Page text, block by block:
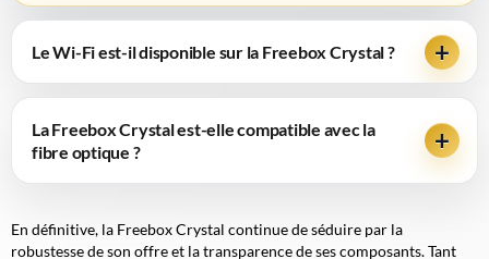
Le Wi-Fi est-il disponible sur la Freebox Crystal ?
La Freebox Crystal est-elle compatible avec la
fibre optique ?
En définitive, la Freebox Crystal continue de séduire par la
robustesse de son offre et la transparence de ses composants. Tant